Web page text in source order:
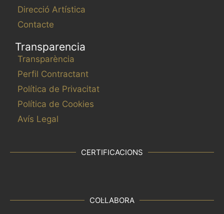
Direcció Artística
Contacte
Transparencia
Transparència
Perfil Contractant
Política de Privacitat
Política de Cookies
Avís Legal
CERTIFICACIONS
COL·LABORA